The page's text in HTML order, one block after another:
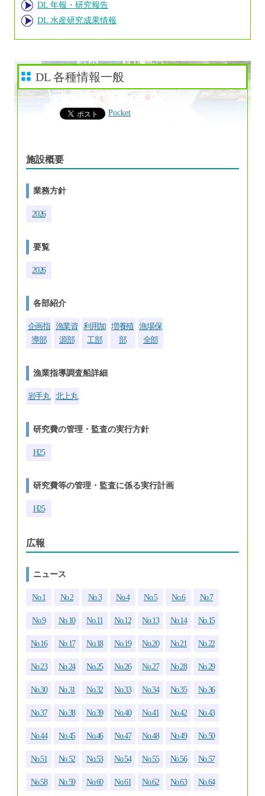
DL 年報・研究報告
DL 水産研究成果情報
DL 各種情報一般
Pocket
施設概要
業務方針
2026
要覧
2026
各部紹介
企画指
導部
漁業資
源部
利用加
工部
増養殖
部
漁場保
全部
漁業指導調査船詳細
岩手丸 北上丸
研究費の管理・監査の実行方針
H25
研究費等の管理・監査に係る実行計画
H25
広報
ニュース
No.1 No.2 No.3 No.4 No.5 No.6 No.7
No.9 No.10 No.11 No.12 No.13 No.14 No.15
No.16 No.17 No.18 No.19 No.20 No.21 No.22
No.23 No.24 No.25 No.26 No.27 No.28 No.29
No.30 No.31 No.32 No.33 No.34 No.35 No.36
No.37 No.38 No.39 No.40 No.41 No.42 No.43
No.44 No.45 No.46 No.47 No.48 No.49 No.50
No.51 No.52 No.53 No.54 No.55 No.56 No.57
No.58 No.59 No.60 No.61 No.62 No.63 No.64